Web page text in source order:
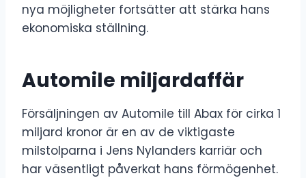
nya möjligheter fortsätter att stärka hans
ekonomiska ställning.
Automile miljardaffär
Försäljningen av Automile till Abax för cirka 1
miljard kronor är en av de viktigaste
milstolparna i Jens Nylanders karriär och
har väsentligt påverkat hans förmögenhet.